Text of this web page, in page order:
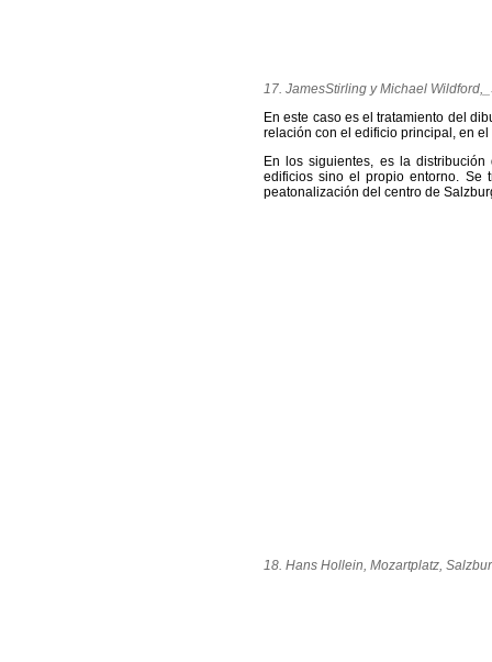
17. JamesStirling y Michael
En este caso es el tratamiento del
relación con el edificio principal, en
En los siguientes, es la
edificios sino el propio entorno. Se
peatonalización del centro de
18. Hans Hollein, Mozartplatz,